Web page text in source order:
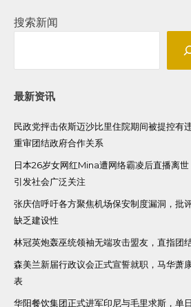
搜索新闻
最新资讯
民政党抨击依斯迈沙比里住院期间被提控有
重审团结政府合作关系
日本26岁女网红Mina遭网络霸凌后直播离
引发社会广泛关注
张庆信呼吁各方聚焦机场保安制度漏洞，批
缺乏建设性
林冠英炮轰巫统领袖无端攻击盟友，直指团
森美兰新届行政议会正式宣誓就职，马华萧
表
华阳餐饮集团正式进军印尼与毛里求斯，单